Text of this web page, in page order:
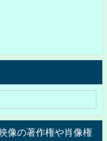
像の著作権や肖像権